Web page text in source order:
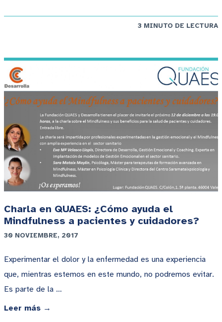
3 MINUTO DE LECTURA
Charla en QUAES: ¿Cómo ayuda el
Mindfulness a pacientes y cuidadores?
30 NOVIEMBRE, 2017
Experimentar el dolor y la enfermedad es una experiencia
que, mientras estemos en este mundo, no podremos evitar.
Es parte de la …
Leer más →